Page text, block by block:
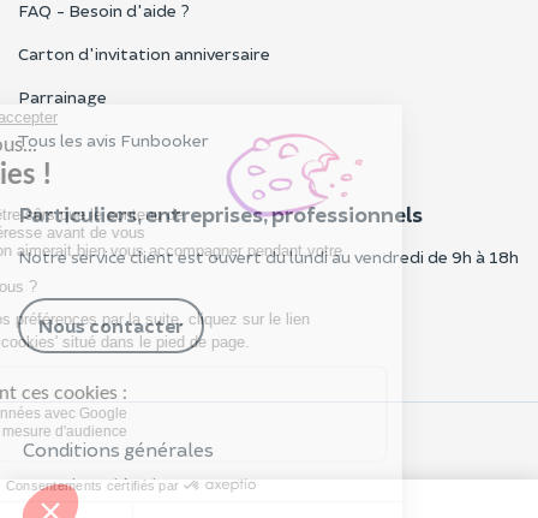
FAQ - Besoin d'aide ?
Carton d'invitation anniversaire
Parrainage
Tous les avis Funbooker
Particuliers, entreprises, professionnels
Notre service client est ouvert du lundi au vendredi de 9h à 18h
Nous contacter
Conditions générales
Mentions légales